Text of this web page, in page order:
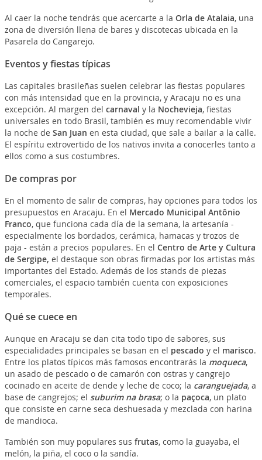
Al caer la noche tendrás que acercarte a la Orla de Atalaia, una
zona de diversión llena de bares y discotecas ubicada en la
Pasarela do Cangarejo.
Eventos y fiestas típicas
Las capitales brasileñas suelen celebrar las fiestas populares
con más intensidad que en la provincia, y Aracaju no es una
excepción. Al margen del carnaval y la Nochevieja, fiestas
universales en todo Brasil, también es muy recomendable vivir
la noche de San Juan en esta ciudad, que sale a bailar a la calle.
El espíritu extrovertido de los nativos invita a conocerles tanto a
ellos como a sus costumbres.
De compras por
En el momento de salir de compras, hay opciones para todos los
presupuestos en Aracaju. En el Mercado Municipal Antônio
Franco, que funciona cada día de la semana, la artesanía -
especialmente los bordados, cerámica, hamacas y trozos de
paja - están a precios populares. En el Centro de Arte y Cultura
de Sergipe, el destaque son obras firmadas por los artistas más
importantes del Estado. Además de los stands de piezas
comerciales, el espacio también cuenta con exposiciones
temporales.
Qué se cuece en
Aunque en Aracaju se dan cita todo tipo de sabores, sus
especialidades principales se basan en el pescado y el marisco.
Entre los platos típicos más famosos encontrarás la moqueca,
un asado de pescado o de camarón con ostras y cangrejo
cocinado en aceite de dende y leche de coco; la caranguejada, a
base de cangrejos; el suburim na brasa; o la paçoca, un plato
que consiste en carne seca deshuesada y mezclada con harina
de mandioca.
También son muy populares sus frutas, como la guayaba, el
melón, la piña, el coco o la sandía.